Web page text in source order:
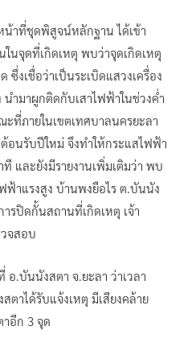
น้าที่ชุดพิสูจน์หลักฐาน ได้เข้า
นจุดที่เกิดเหตุ พบว่าจุดเกิดเหตุ
ซึ่งเชื่อว่าเป็นระเบิดแสวงเครื่อง
ำมาผูกติดกับเสาไฟฟ้าในช่วงค่ำ
ที่ภายในเขตเทศบาลนครยะลา
อนรับปีใหม่ จึงทำให้กระแสไฟฟ้า
และยังมีรายงานเพิ่มเติมว่า พบ
ฟ้าแรงสูง บ้านพงยือไร ต.บันนัง
ารปิดกั้นสถานที่เกิดเหตุ เจ้า
จสอบ
.บันนังสตา จ.ยะลา ว่าเวลา
าได้รับแจ้งเหตุ มีเสียงคล้าย
อีก 3 จุด